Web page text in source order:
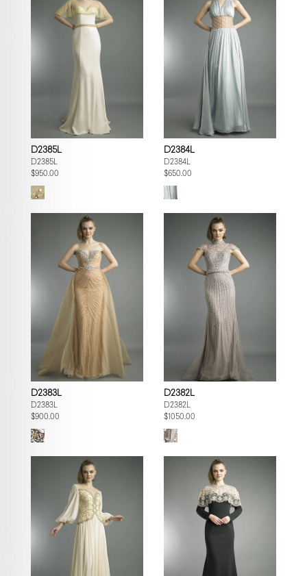
D2385L
D2385L
$950.00
D2384L
D2384L
$650.00
D2383L
D2383L
$900.00
D2382L
D2382L
$1050.00